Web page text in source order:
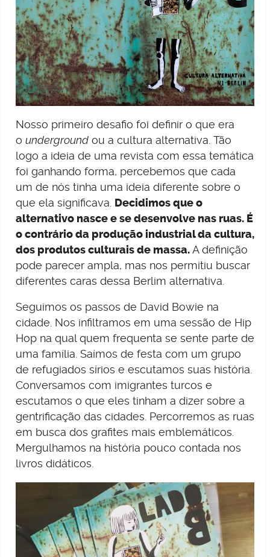
Nosso primeiro desafio foi definir o que era
o underground ou a cultura alternativa. Tão
logo a ideia de uma revista com essa temática
foi ganhando forma, percebemos que cada
um de nós tinha uma ideia diferente sobre o
que ela significava. Decidimos que o
alternativo nasce e se desenvolve nas ruas. É
o contrário da produção industrial da cultura,
dos produtos culturais de massa. A definição
pode parecer ampla, mas nos permitiu buscar
diferentes caras dessa Berlim alternativa.
Seguimos os passos de David Bowie na
cidade. Nos infiltramos em uma sessão de Hip
Hop na qual quem frequenta se sente parte de
uma família. Saímos de festa com um grupo
de refugiados sírios e escutamos suas história.
Conversamos com imigrantes turcos e
escutamos o que eles tinham a dizer sobre a
gentrificação das cidades. Percorremos as ruas
em busca dos grafites mais emblemáticos.
Mergulhamos na história pouco contada nos
livros didáticos.